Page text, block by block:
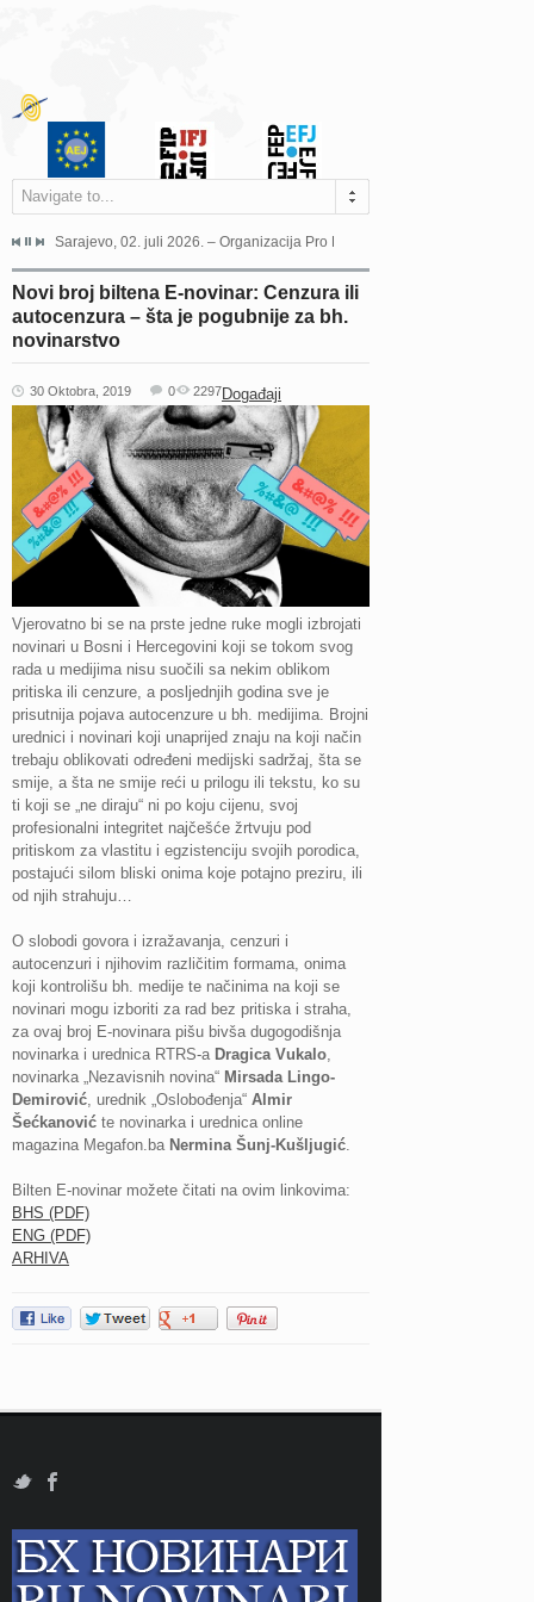
Navigate to...
Grada Sarajeva povodom Dana Sarajeva dugogodišnjoj...
Sarajevo, 02. juli 2026. – Organizacija Pro Educa juče je uspješno
Novi broj biltena E-novinar: Cenzura ili
autocenzura – šta je pogubnije za bh.
novinarstvo
30 Oktobra, 2019 Događaji
0 2297
Vjerovatno bi se na prste jedne ruke mogli izbrojati
novinari u Bosni i Hercegovini koji se tokom svog
rada u medijima nisu suočili sa nekim oblikom
pritiska ili cenzure, a posljednjih godina sve je
prisutnija pojava autocenzure u bh. medijima. Brojni
urednici i novinari koji unaprijed znaju na koji način
trebaju oblikovati određeni medijski sadržaj, šta se
smije, a šta ne smije reći u prilogu ili tekstu, ko su
ti koji se „ne diraju“ ni po koju cijenu, svoj
profesionalni integritet najčešće žrtvuju pod
pritiskom za vlastitu i egzistenciju svojih porodica,
postajući silom bliski onima koje potajno preziru, ili
od njih strahuju…
O slobodi govora i izražavanja, cenzuri i
autocenzuri i njihovim različitim formama, onima
koji kontrolišu bh. medije te načinima na koji se
novinari mogu izboriti za rad bez pritiska i straha,
za ovaj broj E-novinara pišu bivša dugogodišnja
novinarka i urednica RTRS-a Dragica Vukalo
novinarka „Nezavisnih novina“ Mirsada Lingo-
Demirović , urednik „Oslobođenja“ Almir
Šećkanović te novinarka i urednica online
magazina Megafon.ba Nermina Šunj-Kušljugić
Bilten E-novinar možete čitati na ovim linkovima:
BHS (PDF)
ENG (PDF)
ARHIVA